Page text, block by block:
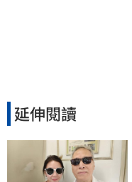
延伸閱讀